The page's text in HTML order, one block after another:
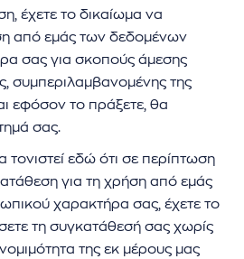
έχετε το δικαίωμα να
από εμάς των δεδομένων
σας για σκοπούς άμεσης
συμπεριλαμβανομένης της
εφόσον το πράξετε, θα
σας.
τονιστεί εδώ ότι σε περίπτωση
για τη χρήση από εμάς
χαρακτήρα σας, έχετε το
τη συγκατάθεσή σας χωρίς
της εκ μέρους μας